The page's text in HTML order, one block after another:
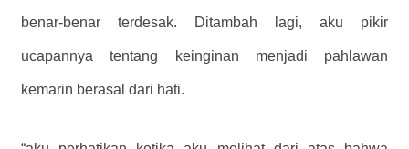
benar-benar terdesak. Ditambah lagi, aku pikir
ucapannya tentang keinginan menjadi pahlawan
kemarin berasal dari hati.